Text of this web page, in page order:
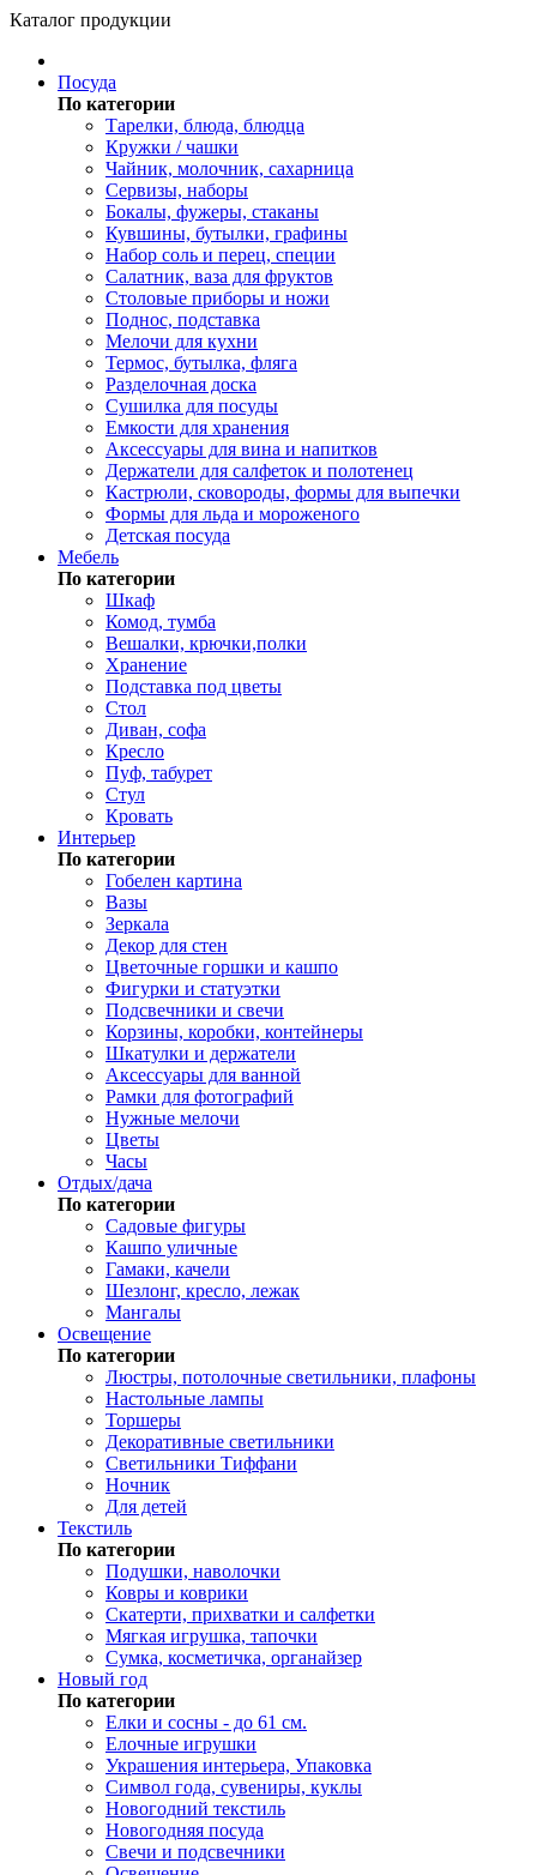
Каталог продукции
Посуда
По категории
Тарелки, блюда, блюдца
Кружки / чашки
Чайник, молочник, сахарница
Сервизы, наборы
Бокалы, фужеры, стаканы
Кувшины, бутылки, графины
Набор соль и перец, специи
Салатник, ваза для фруктов
Столовые приборы и ножи
Поднос, подставка
Мелочи для кухни
Термос, бутылка, фляга
Разделочная доска
Сушилка для посуды
Емкости для хранения
Аксессуары для вина и напитков
Держатели для салфеток и полотенец
Кастрюли, сковороды, формы для выпечки
Формы для льда и мороженого
Детская посуда
Мебель
По категории
Шкаф
Комод, тумба
Вешалки, крючки,полки
Хранение
Подставка под цветы
Стол
Диван, софа
Кресло
Пуф, табурет
Стул
Кровать
Интерьер
По категории
Гобелен картина
Вазы
Зеркала
Декор для стен
Цветочные горшки и кашпо
Фигурки и статуэтки
Подсвечники и свечи
Корзины, коробки, контейнеры
Шкатулки и держатели
Аксессуары для ванной
Рамки для фотографий
Нужные мелочи
Цветы
Часы
Отдых/дача
По категории
Садовые фигуры
Кашпо уличные
Гамаки, качели
Шезлонг, кресло, лежак
Мангалы
Освещение
По категории
Люстры, потолочные светильники, плафоны
Настольные лампы
Торшеры
Декоративные светильники
Светильники Тиффани
Ночник
Для детей
Текстиль
По категории
Подушки, наволочки
Ковры и коврики
Скатерти, прихватки и салфетки
Мягкая игрушка, тапочки
Сумка, косметичка, органайзер
Новый год
По категории
Елки и сосны - до 61 см.
Елочные игрушки
Украшения интерьера, Упаковка
Символ года, сувениры, куклы
Новогодний текстиль
Новогодняя посуда
Свечи и подсвечники